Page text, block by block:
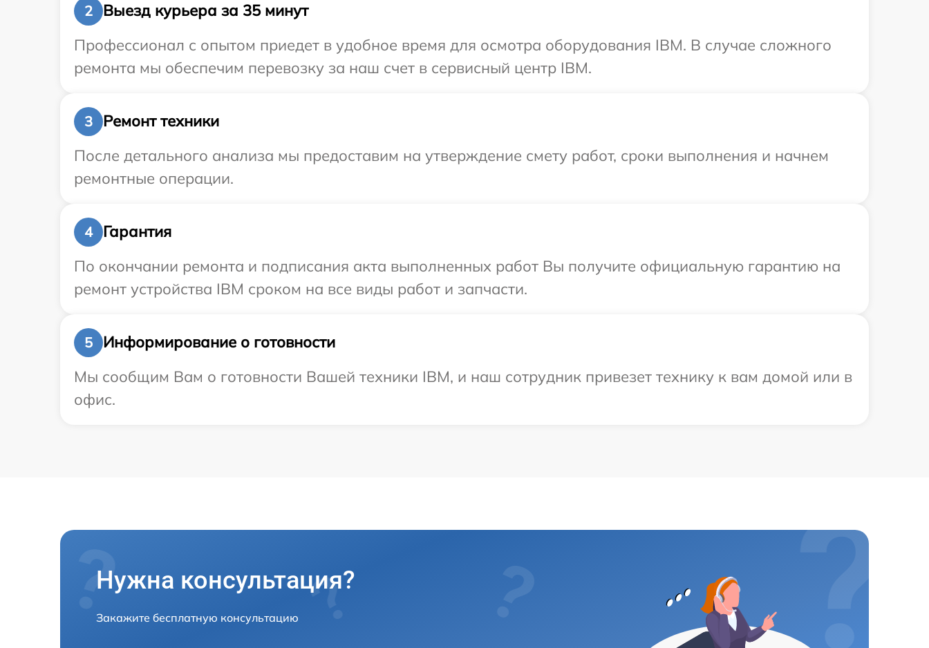
2
Выезд курьера за 35 минут
Профессионал с опытом приедет в удобное время для осмотра оборудования IBM. В случае сложного
ремонта мы обеспечим перевозку за наш счет в сервисный центр IBM.
3
Ремонт техники
После детального анализа мы предоставим на утверждение смету работ, сроки выполнения и начнем
ремонтные операции.
4
Гарантия
По окончании ремонта и подписания акта выполненных работ Вы получите официальную гарантию на
ремонт устройства IBM сроком на все виды работ и запчасти.
5
Информирование о готовности
Мы сообщим Вам о готовности Вашей техники IBM, и наш сотрудник привезет технику к вам домой или в
офис.
Нужна консультация?
Закажите бесплатную консультацию